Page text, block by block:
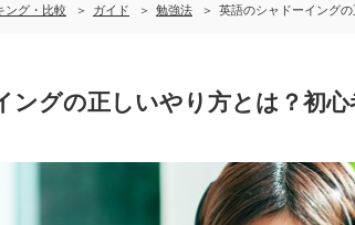
ング・比較 ガイド 勉強法 英語のシャドーイング
ングの正しいやり方とは？初